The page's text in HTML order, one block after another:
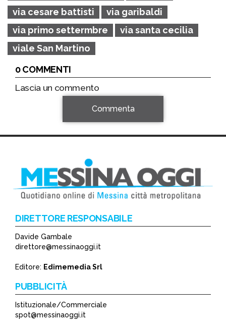
via cesare battisti
via garibaldi
via primo settermbre
via santa cecilia
viale San Martino
0 COMMENTI
Lascia un commento
*
Commenta
DIRETTORE RESPONSABILE
Davide Gambale
direttore@messinaoggi.it
Editore: Edimemedia Srl
PUBBLICITÀ
Istituzionale/Commerciale
spot@messinaoggi.it